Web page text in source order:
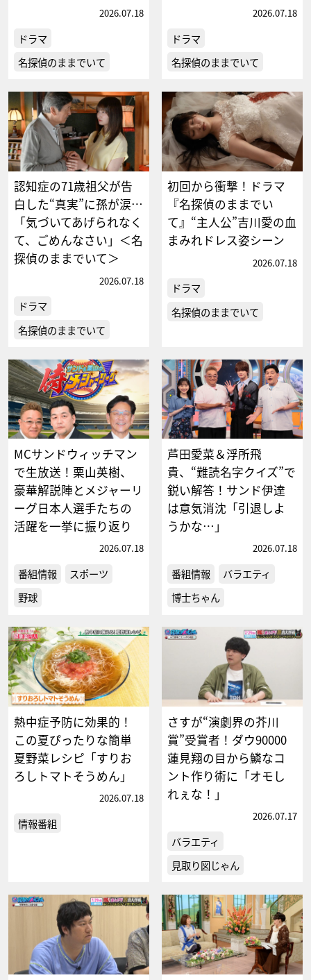
2026.07.18
ドラマ
名探偵のままでいて
2026.07.18
ドラマ
名探偵のままでいて
認知症の71歳祖父が告
白した“真実”に孫が涙…
「気づいてあげられなく
て、ごめんなさい」＜名
探偵のままでいて＞
2026.07.18
ドラマ
名探偵のままでいて
初回から衝撃！ドラマ
『名探偵のままでい
て』“主人公”吉川愛の血
まみれドレス姿シーン
2026.07.18
ドラマ
名探偵のままでいて
MCサンドウィッチマン
で生放送！栗山英樹、
豪華解説陣とメジャーリ
ーグ日本人選手たちの
活躍を一挙に振り返り
2026.07.18
番組情報
スポーツ
野球
芦田愛菜＆浮所飛
貴、“難読名字クイズ”で
鋭い解答！サンド伊達
は意気消沈「引退しよ
うかな…」
2026.07.18
番組情報
バラエティ
博士ちゃん
熱中症予防に効果的！
この夏ぴったりな簡単
夏野菜レシピ「すりお
ろしトマトそうめん」
2026.07.18
情報番組
さすが“演劇界の芥川
賞”受賞者！ダウ90000
蓮見翔の目から鱗なコ
ント作り術に「オモし
れぇな！」
2026.07.17
バラエティ
見取り図じゃん